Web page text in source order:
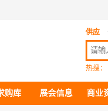
供应
热搜：
购库 展会信息 商业